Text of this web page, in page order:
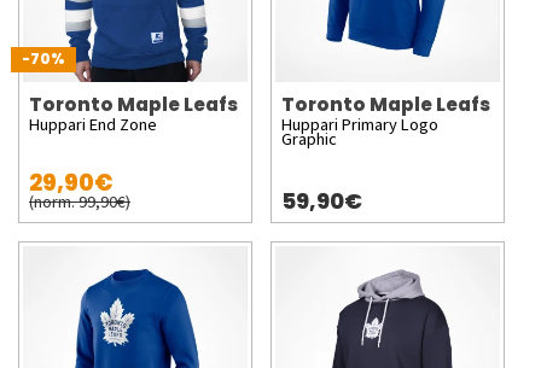
-70%
Toronto Maple Leafs
Huppari End Zone
29,90€
(norm. 99,90€)
Toronto Maple Leafs
Huppari Primary Logo
Graphic
59,90€